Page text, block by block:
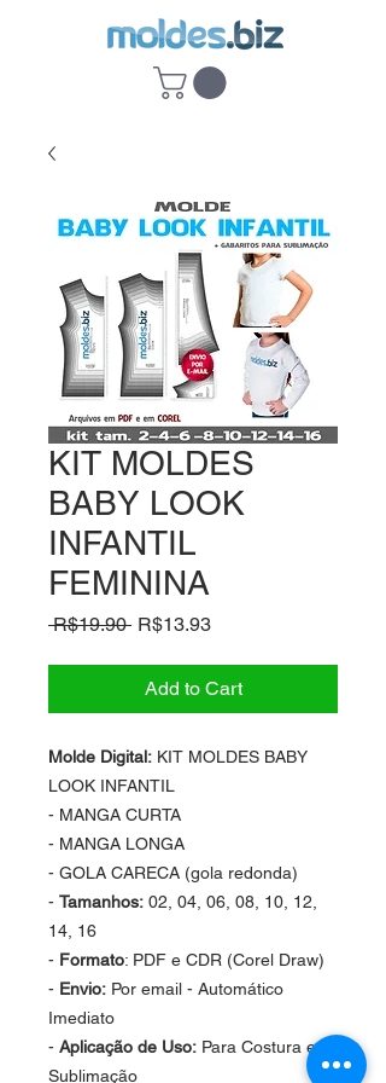
KIT MOLDES
BABY LOOK
INFANTIL
FEMININA
R$19.90 Regular
R$13.93Sale
Add to Cart
Molde Digital: KIT MOLDES BABY
LOOK INFANTIL
- MANGA CURTA
- MANGA LONGA
- GOLA CARECA (gola redonda)
- Tamanhos: 02, 04, 06, 08, 10, 12,
14, 16
- Formato: PDF e CDR (Corel Draw)
- Envio: Por email - Automático
Imediato
- Aplicação de Uso: Para Costura e
Sublimação